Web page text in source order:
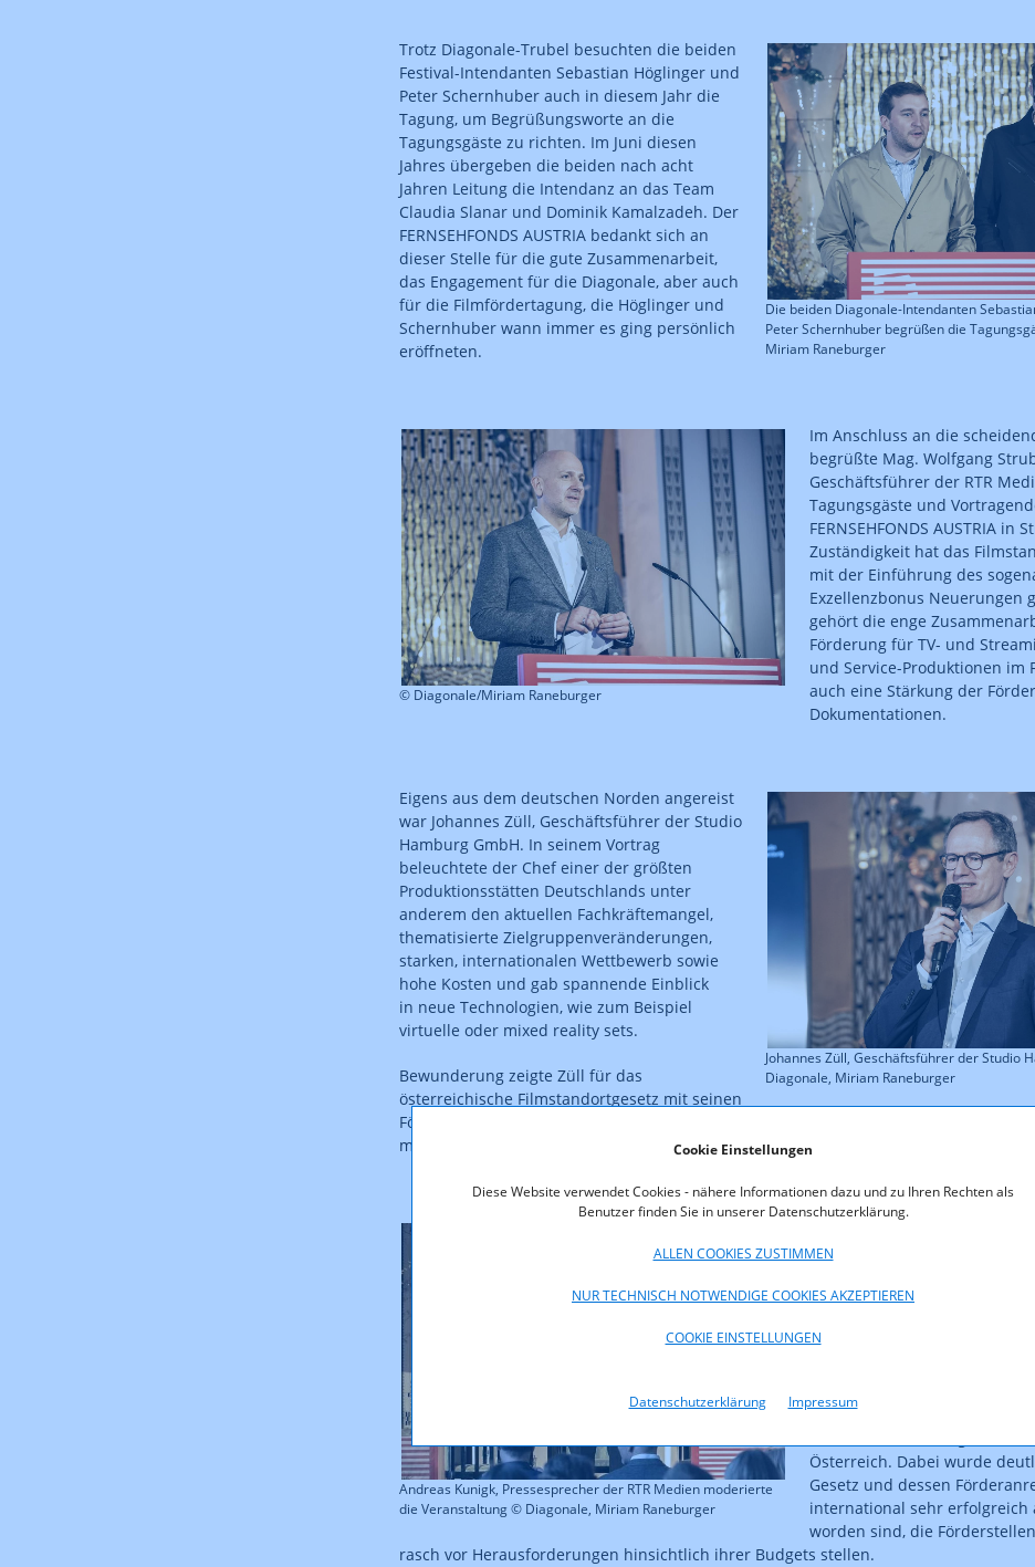
Cookie Einstellungen
Diese Website verwendet Cookies - nähere Informationen dazu und zu Ihren Rechten als
Benutzer finden Sie in unserer Datenschutzerklärung.
ALLEN COOKIES ZUSTIMMEN
NUR TECHNISCH NOTWENDIGE COOKIES AKZEPTIEREN
COOKIE EINSTELLUNGEN
Datenschutzerklärung Impressum
Die beiden Diagonale-Intendanten
Peter Schernhuber begrüßen die
Miriam Raneburger
Trotz Diagonale-Trubel besuchten die beiden
Festival-Intendanten Sebastian Höglinger und
Peter Schernhuber auch in diesem Jahr die
Tagung, um Begrüßungsworte an die
Tagungsgäste zu richten. Im Juni diesen
Jahres übergeben die beiden nach acht
Jahren Leitung die Intendanz an das Team
Claudia Slanar und Dominik Kamalzadeh. Der
FERNSEHFONDS AUSTRIA bedankt sich an
dieser Stelle für die gute Zusammenarbeit,
das Engagement für die Diagonale, aber auch
für die Filmfördertagung, die Höglinger und
Schernhuber wann immer es ging persönlich
eröffneten.
© Diagonale/Miriam Raneburger
Im Anschluss an die
begrüßte Mag. Wolfgang
Geschäftsführer der RTR
Tagungsgäste und
FERNSEHFONDS AUSTRIA in
Zuständigkeit hat das
mit der Einführung des
Exzellenzbonus Neuerungen
gehört die enge
Förderung für TV- und
und Service-Produktionen im
auch eine Stärkung der
Dokumentationen.
Johannes Züll, Geschäftsführer der Studio
Diagonale, Miriam Raneburger
Eigens aus dem deutschen Norden angereist
war Johannes Züll, Geschäftsführer der Studio
Hamburg GmbH. In seinem Vortrag
beleuchtete der Chef einer der größten
Produktionsstätten Deutschlands unter
anderem den aktuellen Fachkräftemangel,
thematisierte Zielgruppenveränderungen,
starken, internationalen Wettbewerb sowie
hohe Kosten und gab spannende Einblick
in neue Technologien, wie zum Beispiel
virtuelle oder mixed reality sets.
Bewunderung zeigte Züll für das
österreichische Filmstandortgesetz mit seinen
Fördertöpfen, das internationale Produktionen nach Österreich lockt. Deutschland
müssen, so Züll.
Andreas Kunigk, Pressesprecher der RTR Medien moderierte
die Veranstaltung © Diagonale, Miriam Raneburger
Die Veranstaltung und eine
rund um das
Andreas Kunigk,
RTR Medien. In dem Panel der
Podiumsdiskussion
der Bundes-Förderstellen
Wien das neue
berichteten von ersten
das Bundesgesetz zur
Internationalisierung des
Österreich. Dabei wurde
Gesetz und dessen
international sehr erfolgreich
worden sind, die
rasch vor Herausforderungen hinsichtlich ihrer Budgets stellen.